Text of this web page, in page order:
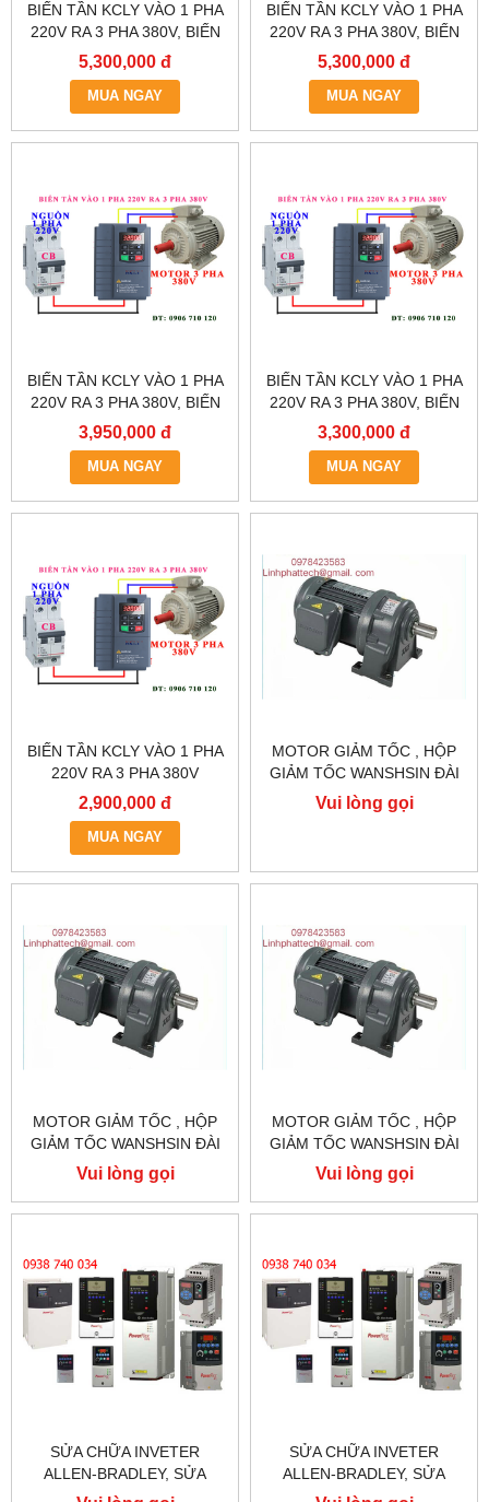
BIẾN TẦN KCLY VÀO 1 PHA
220V RA 3 PHA 380V, BIẾN
TẦN KCLY KOC600-
5R5GT3-B
5,300,000 đ
MUA NGAY
BIẾN TẦN KCLY VÀO 1 PHA
220V RA 3 PHA 380V, BIẾN
TẦN KCLY KOC600-
3R7GT3-B
5,300,000 đ
MUA NGAY
BIẾN TẦN KCLY VÀO 1 PHA
220V RA 3 PHA 380V, BIẾN
TẦN KCLY KOC600-
2R2GT3-B
3,950,000 đ
MUA NGAY
BIẾN TẦN KCLY VÀO 1 PHA
220V RA 3 PHA 380V, BIẾN
TẦN KCLY KOC600-
1R5GT3-B
3,300,000 đ
MUA NGAY
BIẾN TẦN KCLY VÀO 1 PHA
220V RA 3 PHA 380V
0.75KW, BIẾN TẦN KCLY
KOC600-R75GT3-B
2,900,000 đ
MUA NGAY
MOTOR GIẢM TỐC , HỘP
GIẢM TỐC WANSHSIN ĐÀI
LOAN GH40-2200-3S /
2.2KW 2200W 3HP
Vui lòng gọi
MOTOR GIẢM TỐC , HỘP
GIẢM TỐC WANSHSIN ĐÀI
LOAN 1.5KW 1500W 2HP AC
BA PHA 220 V / 380V
Vui lòng gọi
MOTOR GIẢM TỐC , HỘP
GIẢM TỐC WANSHSIN ĐÀI
LOAN 1.5KW 1500W 2HP AC
BA PHA 220 V / 380V
Vui lòng gọi
SỬA CHỮA INVETER
ALLEN-BRADLEY, SỬA
CHỮA ALLEN-BRADLEY
SỬA CHỮA INVETER
ALLEN-BRADLEY, SỬA
CHỮA ALLEN-BRADLEY